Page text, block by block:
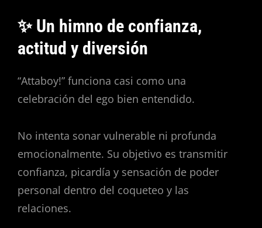
✨ Un himno de confianza,
actitud y diversión
“Attaboy!” funciona casi como una
celebración del ego bien entendido.
No intenta sonar vulnerable ni profunda
emocionalmente. Su objetivo es transmitir
confianza, picardía y sensación de poder
personal dentro del coqueteo y las
relaciones.